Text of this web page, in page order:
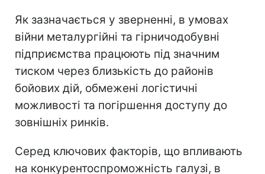
Як зазначається у зверненні, в умовах
війни металургійні та гірничодобувні
підприємства працюють під значним
тиском через близькість до районів
бойових дій, обмежені логістичні
можливості та погіршення доступу до
зовнішніх ринків.
Серед ключових факторів, що впливають
на конкурентоспроможність галузі, в